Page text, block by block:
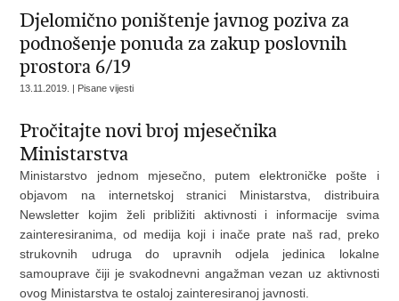
Djelomično poništenje javnog poziva za
podnošenje ponuda za zakup poslovnih
prostora 6/19
13.11.2019. | Pisane vijesti
Pročitajte novi broj mjesečnika
Ministarstva
Ministarstvo jednom mjesečno, putem elektroničke pošte i
objavom na internetskoj stranici Ministarstva, distribuira
Newsletter kojim želi približiti aktivnosti i informacije svima
zainteresiranima, od medija koji i inače prate naš rad, preko
strukovnih udruga do upravnih odjela jedinica lokalne
samouprave čiji je svakodnevni angažman vezan uz aktivnosti
ovog Ministarstva te ostaloj zainteresiranoj javnosti.